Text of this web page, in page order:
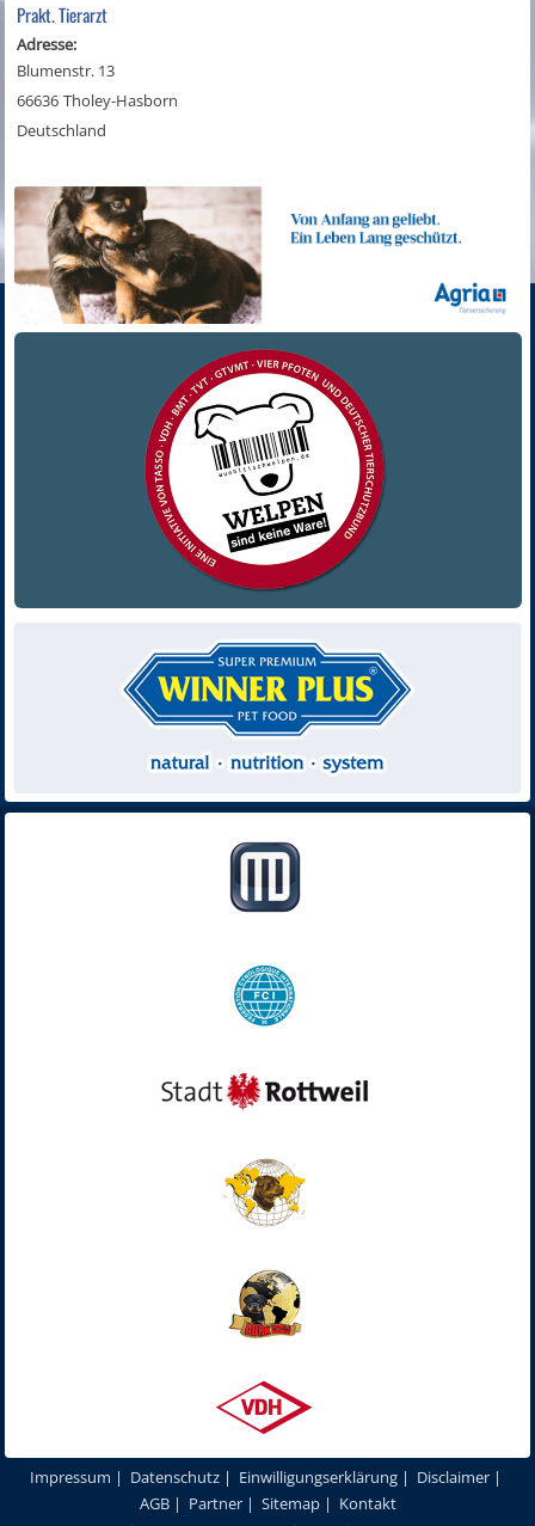
Prakt. Tierarzt
Adresse:
Blumenstr. 13
66636 Tholey-Hasborn
Deutschland
Impressum | Datenschutz | Einwilligungserklärung | Disclaimer |
AGB| Partner| Sitemap| Kontakt